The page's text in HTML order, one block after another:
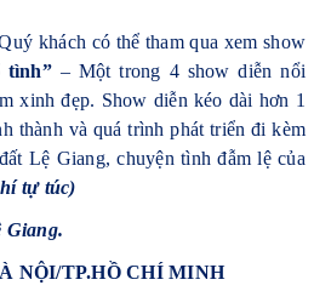
khách có thể tham qua xem show
tình”– Một trong 4 show diễn nổi
xinh đẹp. Show diễn kéo dài hơn 1
thành và quá trình phát triển đi kèm
Lệ Giang, chuyện tình đẫm lệ của
tự túc)
Giang.
NỘI/TP.HỒ CHÍ MINH